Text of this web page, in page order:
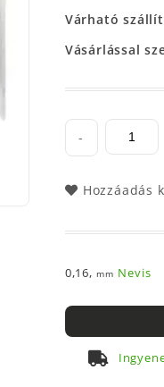
Várható
Vásárlással
-
Hozzáadás
0,16, mm Nevis